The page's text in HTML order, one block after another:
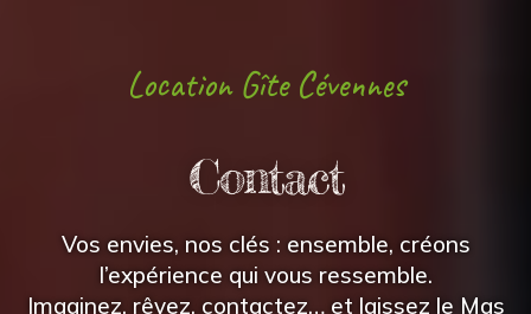
Location Gîte Cévennes
Contact
Vos envies, nos clés : ensemble, créons
l’expérience qui vous ressemble.
Imaginez, rêvez, contactez… et laissez le Mas